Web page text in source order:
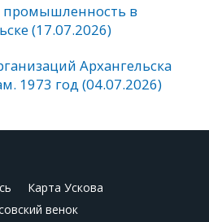
промышленность в
(17.07.2026)
Архангельска
1973 год (04.07.2026)
Карта Ускова
венок